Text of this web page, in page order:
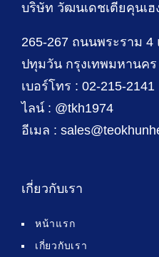
บริษัท วัฒนเดชเตียคุนเฮ
265-267 ถนนพระราม 4
ปทุมวัน กรุงเทพมหานคร
เบอร์โทร : 02-215-2141
ไลน์ : @tkh1974
อีเมล :
เกี่ยวกับเรา
หน้าแรก
เกี่ยวกับเรา